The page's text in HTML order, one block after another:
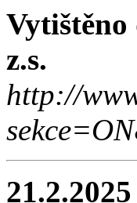
Vytištěno
z.s.
http://
21.2.2025